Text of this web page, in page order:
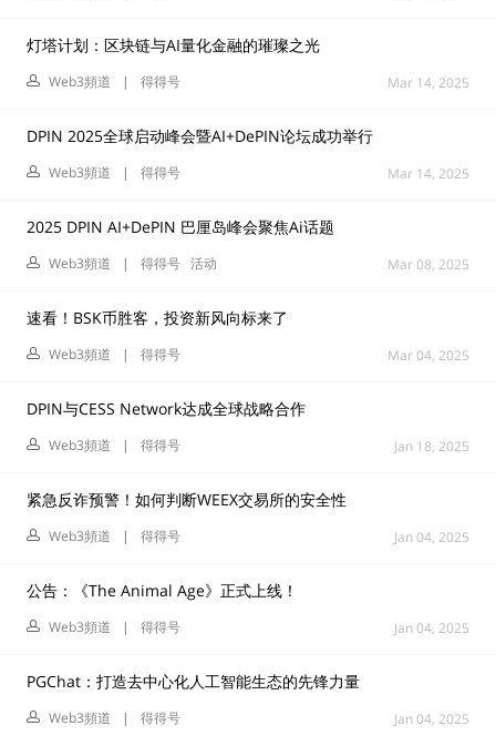
灯塔计划：区块链与AI量化金融的璀璨之光
Web3頻道 | 得得号 Mar 14, 2025
DPIN 2025全球启动峰会暨AI+DePIN论坛成功举行
Web3頻道 | 得得号 Mar 14, 2025
2025 DPIN AI+DePIN 巴厘岛峰会聚焦Ai话题
Web3頻道 | 得得号 活动 Mar 08, 2025
速看！BSK币胜客，投资新风向标来了
Web3頻道 | 得得号 Mar 04, 2025
DPIN与CESS Network达成全球战略合作
Web3頻道 | 得得号 Jan 18, 2025
紧急反诈预警！如何判断WEEX交易所的安全性
Web3頻道 | 得得号 Jan 04, 2025
公告：《The Animal Age》正式上线！
Web3頻道 | 得得号 Jan 04, 2025
PGChat：打造去中心化人工智能生态的先锋力量
Web3頻道 | 得得号 Jan 04, 2025